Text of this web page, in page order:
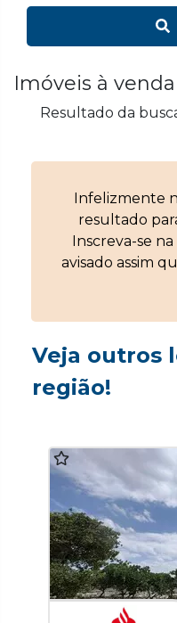
Imóveis à
Resultado da
Infelizmente
resultado
Inscreva-se na
avisado assim
Veja outros
região!